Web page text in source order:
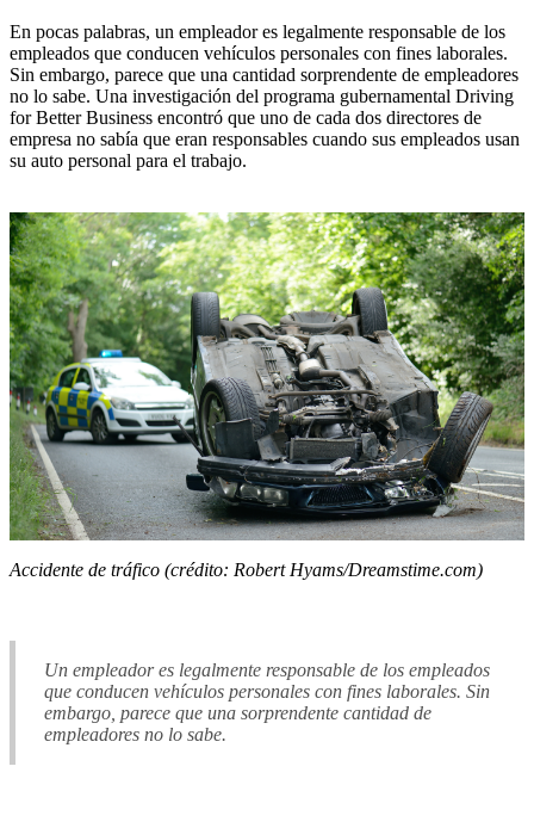
En pocas palabras, un empleador es legalmente responsable de los
empleados que conducen vehículos personales con fines laborales.
Sin embargo, parece que una cantidad sorprendente de empleadores
no lo sabe. Una investigación del programa gubernamental Driving
for Better Business encontró que uno de cada dos directores de
empresa no sabía que eran responsables cuando sus empleados usan
su auto personal para el trabajo.
Accidente de tráfico (crédito: Robert Hyams/Dreamstime.com)
Un empleador es legalmente responsable de los empleados
que conducen vehículos personales con fines laborales. Sin
embargo, parece que una sorprendente cantidad de
empleadores no lo sabe.